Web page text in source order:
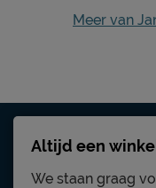
Meer van
Altijd een
We staan graag